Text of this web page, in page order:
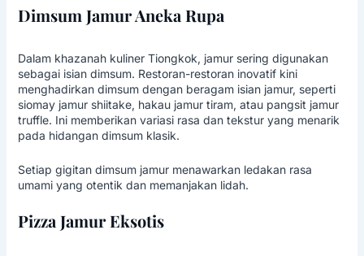
Dimsum Jamur Aneka Rupa
Dalam khazanah kuliner Tiongkok, jamur sering digunakan
sebagai isian dimsum. Restoran-restoran inovatif kini
menghadirkan dimsum dengan beragam isian jamur, seperti
siomay jamur shiitake, hakau jamur tiram, atau pangsit jamur
truffle. Ini memberikan variasi rasa dan tekstur yang menarik
pada hidangan dimsum klasik.
Setiap gigitan dimsum jamur menawarkan ledakan rasa
umami yang otentik dan memanjakan lidah.
Pizza Jamur Eksotis